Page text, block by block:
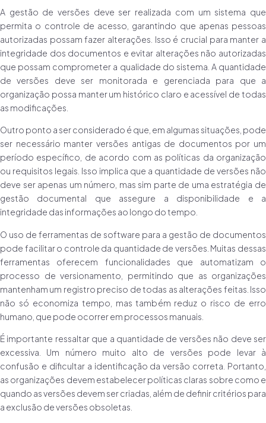
A gestão de versões deve ser realizada com um sistema que
permita o controle de acesso, garantindo que apenas pessoas
autorizadas possam fazer alterações. Isso é crucial para manter a
integridade dos documentos e evitar alterações não autorizadas
que possam comprometer a qualidade do sistema. A quantidade
de versões deve ser monitorada e gerenciada para que a
organização possa manter um histórico claro e acessível de todas
as modificações.
Outro ponto a ser considerado é que, em algumas situações, pode
ser necessário manter versões antigas de documentos por um
período específico, de acordo com as políticas da organização
ou requisitos legais. Isso implica que a quantidade de versões não
deve ser apenas um número, mas sim parte de uma estratégia de
gestão documental que assegure a disponibilidade e a
integridade das informações ao longo do tempo.
O uso de ferramentas de software para a gestão de documentos
pode facilitar o controle da quantidade de versões. Muitas dessas
ferramentas oferecem funcionalidades que automatizam o
processo de versionamento, permitindo que as organizações
mantenham um registro preciso de todas as alterações feitas. Isso
não só economiza tempo, mas também reduz o risco de erro
humano, que pode ocorrer em processos manuais.
É importante ressaltar que a quantidade de versões não deve ser
excessiva. Um número muito alto de versões pode levar à
confusão e dificultar a identificação da versão correta. Portanto,
as organizações devem estabelecer políticas claras sobre como e
quando as versões devem ser criadas, além de definir critérios para
a exclusão de versões obsoletas.